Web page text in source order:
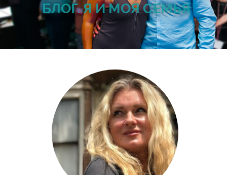
БЛОГ. Я И МОЯ СЕМЬЯ